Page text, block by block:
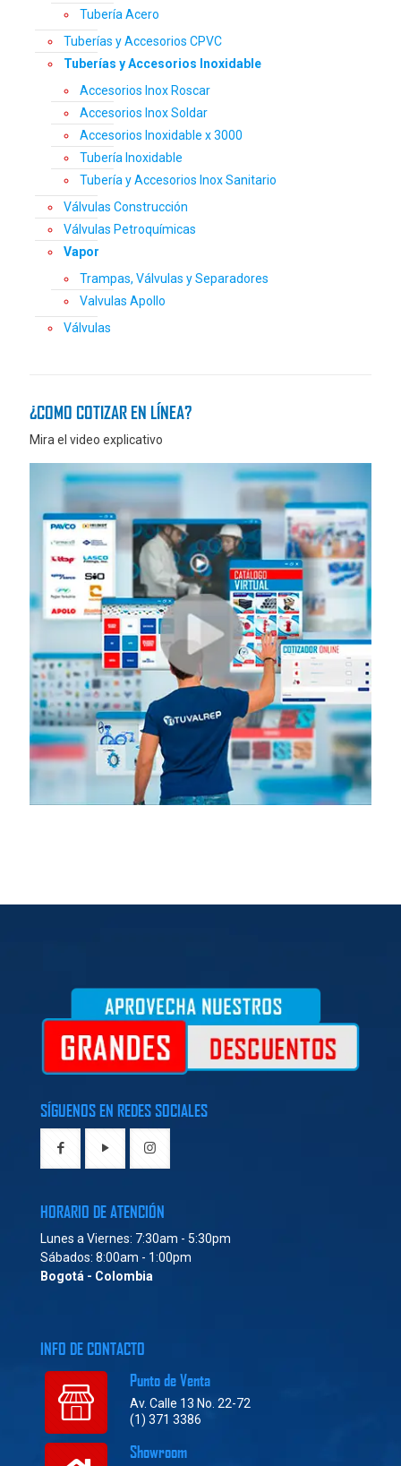
Tubería Acero
Tuberías y Accesorios CPVC
Tuberías y Accesorios Inoxidable
Accesorios Inox Roscar
Accesorios Inox Soldar
Accesorios Inoxidable x 3000
Tubería Inoxidable
Tubería y Accesorios Inox Sanitario
Válvulas Construcción
Válvulas Petroquímicas
Vapor
Trampas, Válvulas y Separadores
Valvulas Apollo
Válvulas
¿COMO COTIZAR EN LÍNEA?
Mira el video explicativo
SÍGUENOS EN REDES SOCIALES
HORARIO DE ATENCIÓN
Lunes a Viernes: 7:30am - 5:30pm
Sábados: 8:00am - 1:00pm
Bogotá - Colombia
INFO DE CONTACTO
Punto de Venta
Av. Calle 13 No. 22-72
(1) 371 3386
Showroom